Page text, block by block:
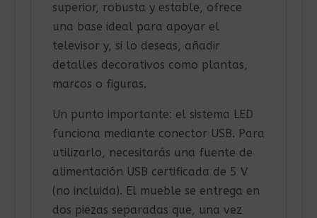
superior, robusta y estable, ofrece
una base ideal para apoyar el
televisor y, si lo deseas, añadir
detalles decorativos como plantas,
marcos o figuras.
Un punto importante: el sistema LED
funciona mediante conector USB. Para
utilizarlo, necesitarás una fuente de
alimentación USB certificada de 5 V
(no incluida). El mueble se entrega en
dos piezas separadas que, una vez